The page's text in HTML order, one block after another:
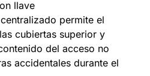
llave
permite el
cubiertas superior y
del acceso no
accidentales durante el